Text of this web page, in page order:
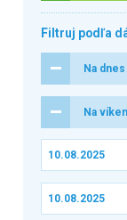
Filtruj podľa
Na dnes
Na